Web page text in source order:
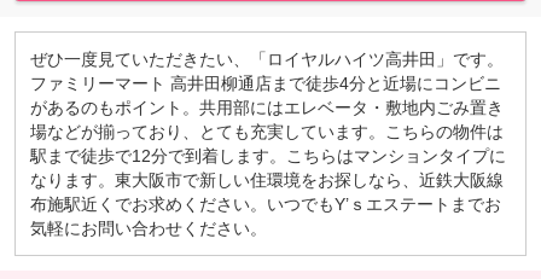
ぜひ一度見ていただきたい、「ロイヤルハイツ高井田」です。
ファミリーマート 高井田柳通店まで徒歩4分と近場にコンビニ
があるのもポイント。共用部にはエレベータ・敷地内ごみ置き
場などが揃っており、とても充実しています。こちらの物件は
駅まで徒歩で12分で到着します。こちらはマンションタイプに
なります。東大阪市で新しい住環境をお探しなら、近鉄大阪線
布施駅近くでお求めください。いつでもY’ｓエステートまでお
気軽にお問い合わせください。